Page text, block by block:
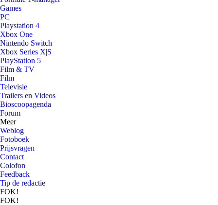
Games
PC
Playstation 4
Xbox One
Nintendo Switch
Xbox Series X|S
PlayStation 5
Film & TV
Film
Televisie
Trailers en Videos
Bioscoopagenda
Forum
Meer
Weblog
Fotoboek
Prijsvragen
Contact
Colofon
Feedback
Tip de redactie
FOK!
FOK!